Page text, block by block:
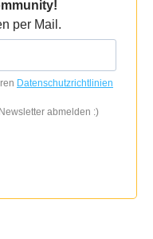
per Mail.
Datenschutzrichtlinien
abmelden :)